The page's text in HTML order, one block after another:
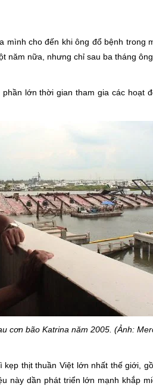
mình cho đến khi ông đổ bệnh trong
năm nữa, nhưng chỉ sau ba tháng ông
lớn thời gian tham gia các hoạt
cơn bão Katrina năm 2005. (Ảnh:
thịt thuần Việt lớn nhất thế giới,
này dần phát triển lớn mạnh khắp